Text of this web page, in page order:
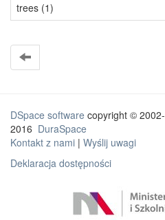
trees (1)
DSpace software copyright © 2002-
2016 DuraSpace
Kontakt z nami | Wyślij uwagi
Deklaracja dostępności